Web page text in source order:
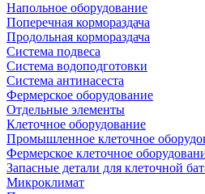
Напольное оборудование
Поперечная кормораздача
Продольная кормораздача
Система подвеса
Система водоподготовки
Система антинасеста
Фермерское оборудование
Отдельные элементы
Клеточное оборудование
Промышленное клеточное
Фермерское клеточное
Запасные детали для клеточной
Микроклимат